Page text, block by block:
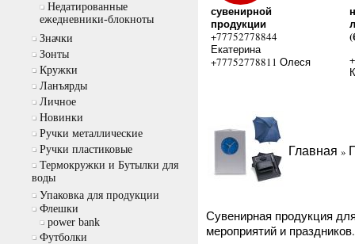
Недатированные
ежедневники-блокноты
Значки
Зонты
Кружки
Ланъярды
Личное
Новинки
Ручки металлические
Ручки пластиковые
Термокружки и Бутылки для
воды
Упаковка для продукции
Флешки
power bank
Футболки
сувенирной
продукции
+77752778844
Екатерина
+77752778811 Олеся
Главная »
Сувенирная продукция
мероприятий и праздников.